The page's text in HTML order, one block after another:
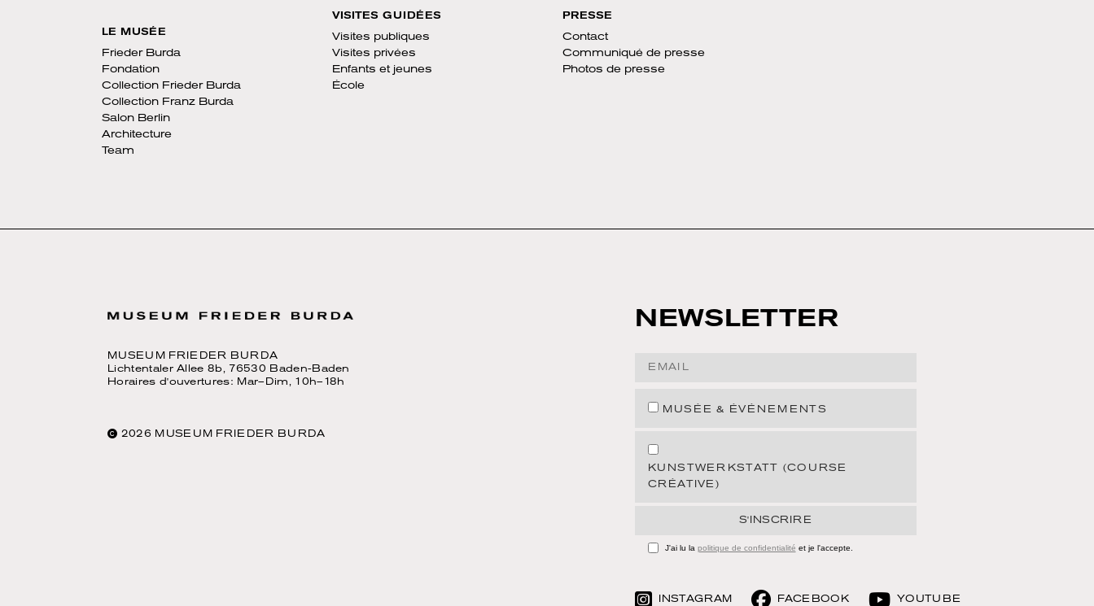
LE MUSÉE
Frieder Burda
Fondation
Collection Frieder Burda
Collection Franz Burda
Salon Berlin
Architecture
Team
VISITES GUIDÉES
Visites publiques
Visites privées
Enfants et jeunes
École
PRESSE
Contact
Communiqué de presse
Photos de presse
MUSEUM FRIEDER BURDA
Lichtentaler Allee 8b, 76530 Baden-Baden
Horaires d'ouvertures: Mar–Dim, 10h–18h
2026 MUSEUM FRIEDER BURDA
NEWSLETTER
Email Address
MUSÉE & ÉVÉNEMENTS
KUNSTWERKSTATT (COURSE
CRÉATIVE)
S'INSCRIRE
J'ai lu la politique de confidentialité et je l'accepte.
INSTAGRAM FACEBOOK YOUTUBE